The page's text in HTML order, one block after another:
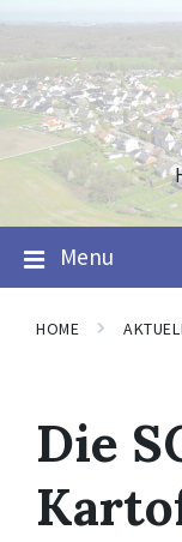
to
content
to
navigation
to
footer
Menu
HOME
Die